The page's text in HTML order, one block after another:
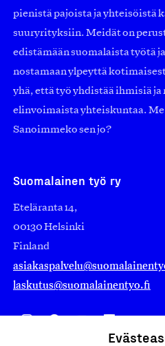
pienistä pajoista ja yhteisöistä
suuryrityksiin. Meidät on
edistämään suomalaista työtä
nostamaan ylpeyttä
yhä, että työ yhdistää ihmisiä ja
elinvoimaista yhteiskuntaa.
Sanoimmeko sen jo?
Suomalainen työ ry
Eteläranta 14,
00130 Helsinki
Finland
laskutus@suomalainentyo.fi